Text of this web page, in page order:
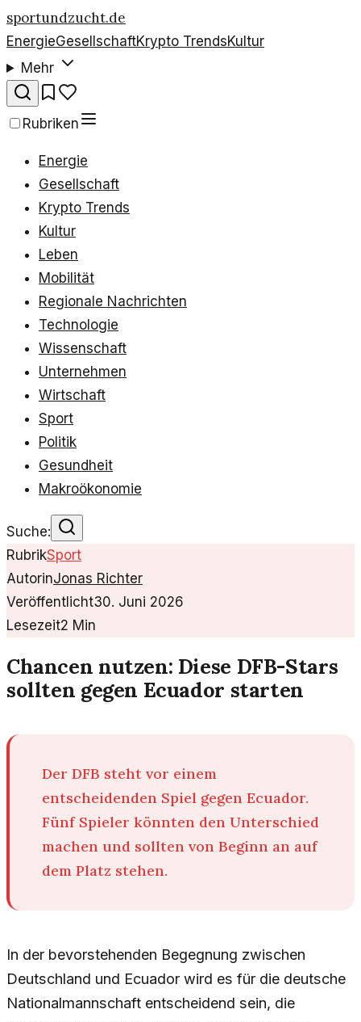
sportundzucht.de
EnergieGesellschaftKrypto TrendsKultur
Mehr
Rubriken
Energie
Gesellschaft
Krypto Trends
Kultur
Leben
Mobilität
Regionale Nachrichten
Technologie
Wissenschaft
Unternehmen
Wirtschaft
Sport
Politik
Gesundheit
Makroökonomie
Suche:
RubrikSport
AutorinJonas Richter
Veröffentlicht30. Juni 2026
Lesezeit2 Min
Chancen nutzen: Diese DFB-Stars
sollten gegen Ecuador starten
Der DFB steht vor einem
entscheidenden Spiel gegen Ecuador.
Fünf Spieler könnten den Unterschied
machen und sollten von Beginn an auf
dem Platz stehen.
In der bevorstehenden Begegnung zwischen
Deutschland und Ecuador wird es für die deutsche
Nationalmannschaft entscheidend sein, die